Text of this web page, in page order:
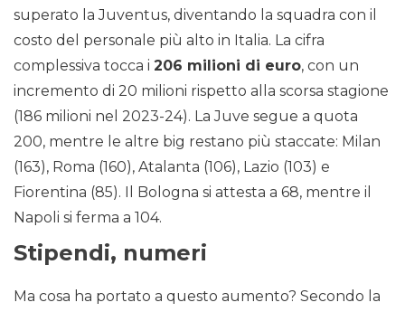
superato la Juventus, diventando la squadra con il
costo del personale più alto in Italia. La cifra
complessiva tocca i 206 milioni di euro, con un
incremento di 20 milioni rispetto alla scorsa stagione
(186 milioni nel 2023-24). La Juve segue a quota
200, mentre le altre big restano più staccate: Milan
(163), Roma (160), Atalanta (106), Lazio (103) e
Fiorentina (85). Il Bologna si attesta a 68, mentre il
Napoli si ferma a 104.
Stipendi, numeri
Ma cosa ha portato a questo aumento? Secondo la